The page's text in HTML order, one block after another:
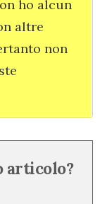
ho alcun
altre
non
articolo?